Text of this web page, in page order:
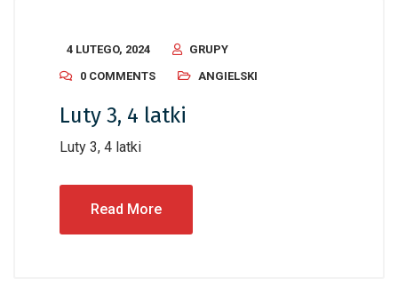
4 LUTEGO, 2024
GRUPY
0 COMMENTS
ANGIELSKI
Luty 3, 4 latki
Luty 3, 4 latki
Read More